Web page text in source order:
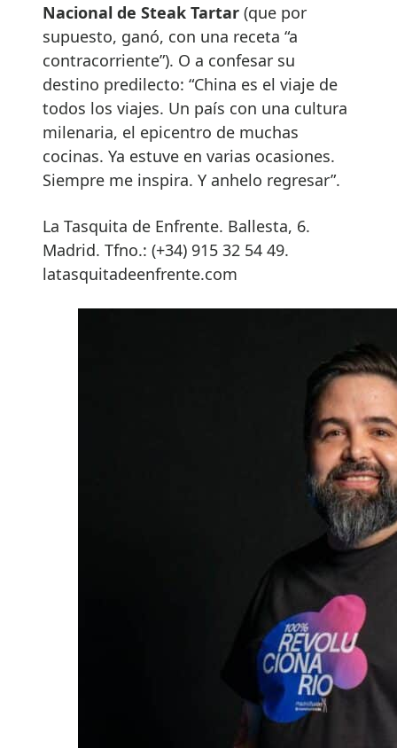
Nacional de Steak Tartar (que por
supuesto, ganó, con una receta “a
contracorriente”). O a confesar su
destino predilecto: “China es el viaje de
todos los viajes. Un país con una cultura
milenaria, el epicentro de muchas
cocinas. Ya estuve en varias ocasiones.
Siempre me inspira. Y anhelo regresar”.
La Tasquita de Enfrente. Ballesta, 6.
Madrid. Tfno.: (+34) 915 32 54 49.
latasquitadeenfrente.com